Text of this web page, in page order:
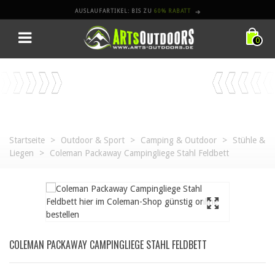
AUSLAUFARTIKEL: BIS ZU 60% RABATT ➔
0
Startseite > Outdoor & Sport > Camping & Outdoor >
Stühle &
Liegen
> Coleman Packaway Campingliege Stahl Feldbett
COLEMAN PACKAWAY CAMPINGLIEGE STAHL FELDBETT